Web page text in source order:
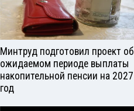
Минтруд подготовил проект об
ожидаемом периоде выплаты
накопительной пенсии на 2027
год